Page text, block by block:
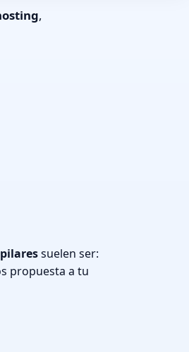
,
pilaressuelen ser:
propuesta a tu